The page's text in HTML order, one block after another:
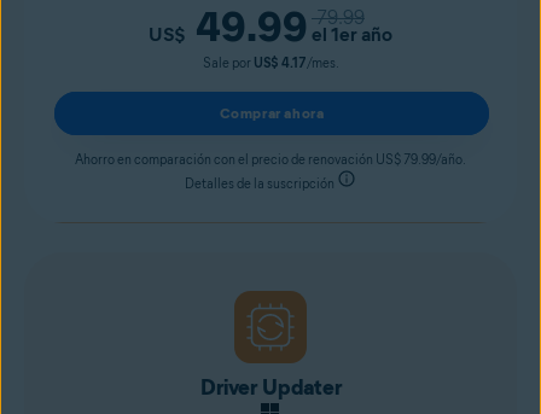
US$ 49.99 79.99
el 1er año
Sale por US$ 4.17/mes.
Comprar ahora
Ahorro en comparación con el precio de renovación US$ 79.99/año.
Detalles de la suscripción
Driver Updater